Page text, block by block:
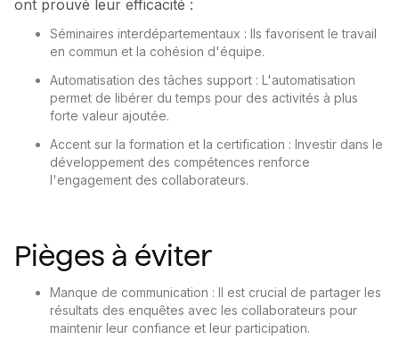
ont prouvé leur efficacité :
Séminaires interdépartementaux : Ils favorisent le travail
en commun et la cohésion d'équipe.
Automatisation des tâches support : L'automatisation
permet de libérer du temps pour des activités à plus
forte valeur ajoutée.
Accent sur la formation et la certification : Investir dans le
développement des compétences renforce
l'engagement des collaborateurs.
Pièges à éviter
Manque de communication : Il est crucial de partager les
résultats des enquêtes avec les collaborateurs pour
maintenir leur confiance et leur participation.